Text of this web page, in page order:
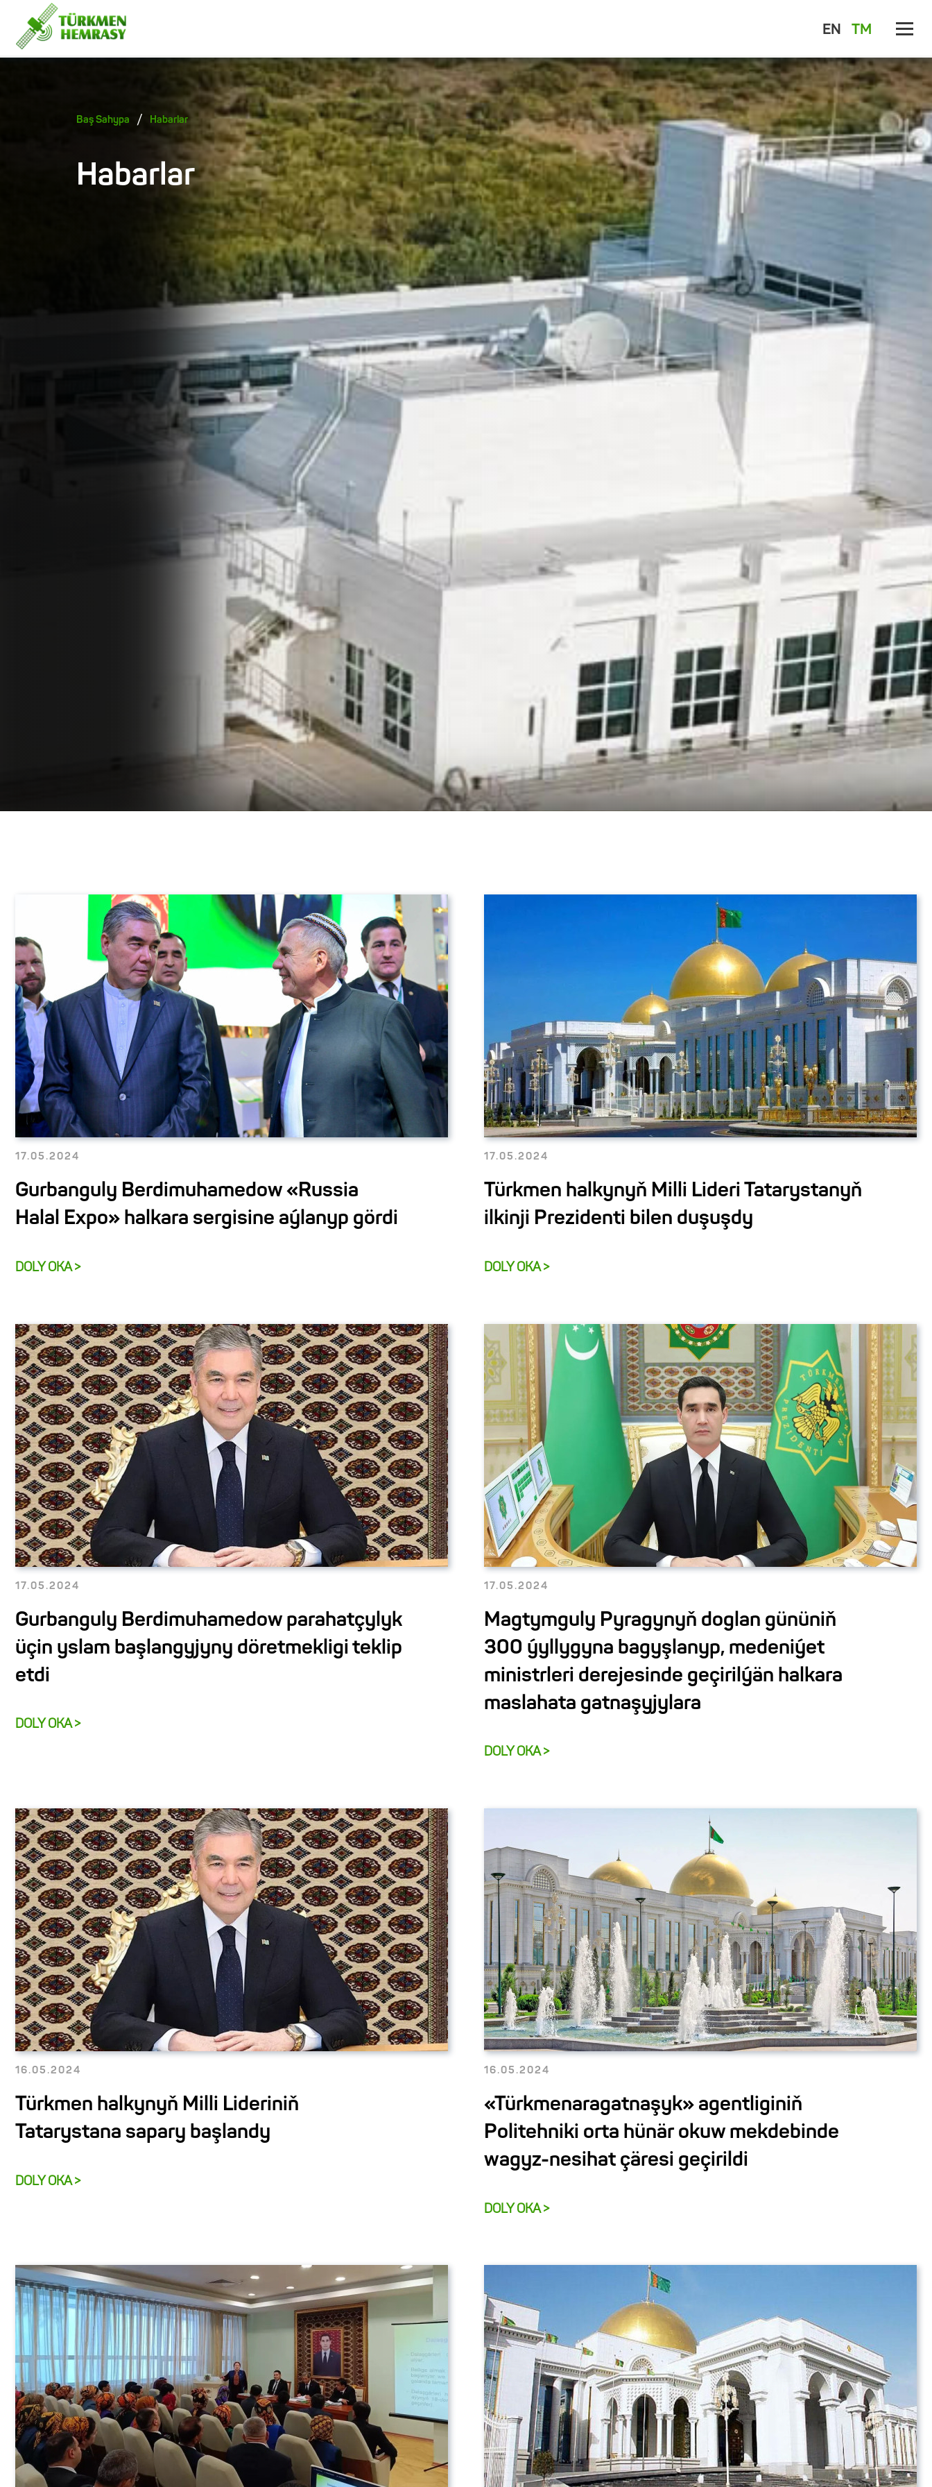
EN TM
Baş Sahypa / Habarlar
Habarlar
17.05.2024
Gurbanguly Berdimuhamedow «Russia
Halal Expo» halkara sergisine aýlanyp gördi
DOLY OKA >
17.05.2024
Türkmen halkynyň Milli Lideri Tatarystanyň
ilkinji Prezidenti bilen duşuşdy
DOLY OKA >
17.05.2024
Gurbanguly Berdimuhamedow parahatçylyk
üçin yslam başlangyjyny döretmekligi teklip
etdi
DOLY OKA >
17.05.2024
Magtymguly Pyragynyň doglan gününiň
300 ýyllygyna bagyşlanyp, medeniýet
ministrleri derejesinde geçirilýän halkara
maslahata gatnaşyjylara
DOLY OKA >
16.05.2024
Türkmen halkynyň Milli Lideriniň
Tatarystana sapary başlandy
DOLY OKA >
16.05.2024
«Türkmenaragatnaşyk» agentliginiň
Politehniki orta hünär okuw mekdebinde
wagyz-nesihat çäresi geçirildi
DOLY OKA >